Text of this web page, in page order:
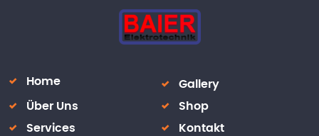
Home
Gallery
Über Uns
Shop
Services
Kontakt